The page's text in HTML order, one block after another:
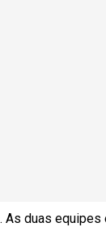
As duas